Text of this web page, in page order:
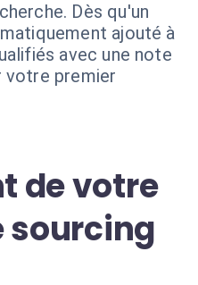
Dès qu'un
ajouté à
avec une note
votre premier
de votre
sourcing